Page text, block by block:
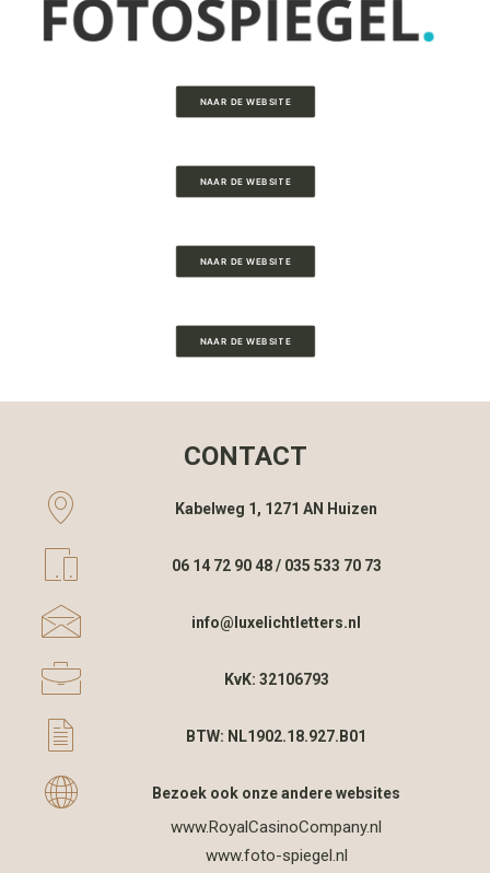
NAAR DE WEBSITE
NAAR DE WEBSITE
NAAR DE WEBSITE
NAAR DE WEBSITE
CONTACT
Kabelweg 1, 1271 AN Huizen
06 14 72 90 48 / 035 533 70 73
info@luxelichtletters.nl
KvK: 32106793
BTW: NL1902.18.927.B01
Bezoek ook onze andere websites
www.RoyalCasinoCompany.nl
www.foto-spiegel.nl